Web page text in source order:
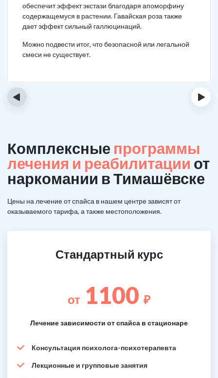
обеспечит эффект экстази благодаря апоморфину
содержащемуся в растении. Гавайская роза также
дает эффект сильный галлюцинаций.
Можно подвести итог, что безопасной или легальной
смеси не существует.
‹ ›
Комплексные программы
лечения и реабилитации от
наркомании в Тимашёвске
Цены на лечение от спайса в нашем центре зависят от
оказываемого тарифа, а также местоположения.
Стандартный курс
от 1100 ₽
Лечение зависимости от спайса в стационаре
Консультация психолога-психотерапевта
Лекционные и групповые занятия